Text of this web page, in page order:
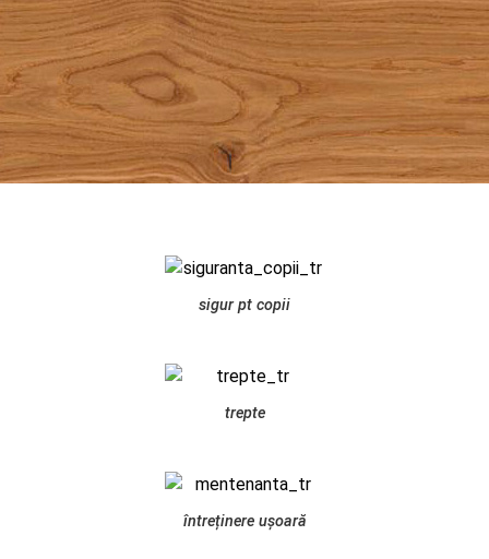
sigur pt copii
trepte
întreținere ușoară